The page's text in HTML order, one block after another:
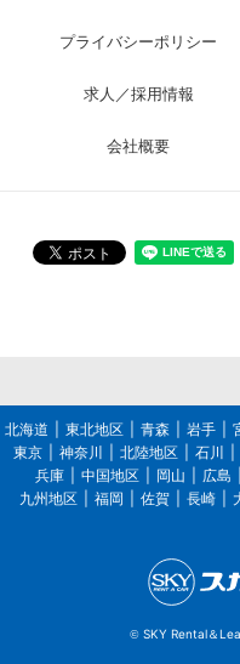
プライバシーポリシー
求人／採用情報
会社概要
北海道 東北地区 青森 岩手
東京
神奈川 北陸地区 石川
兵庫
中国地区 岡山 広島
九州地区
福岡 佐賀 長崎
©SKY Rental＆